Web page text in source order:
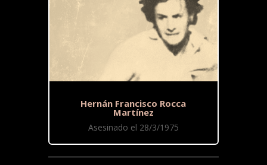
Hernán Francisco Rocca
Martínez
Asesinado el 28/3/1975